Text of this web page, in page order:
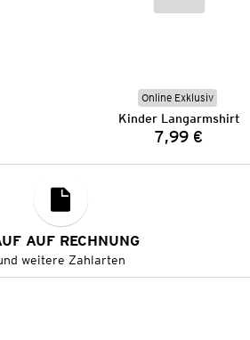
Online Exklusiv
Kinder Langarmshirt
Preis:
7,99 €
AUF RECHNUNG
weitere Zahlarten